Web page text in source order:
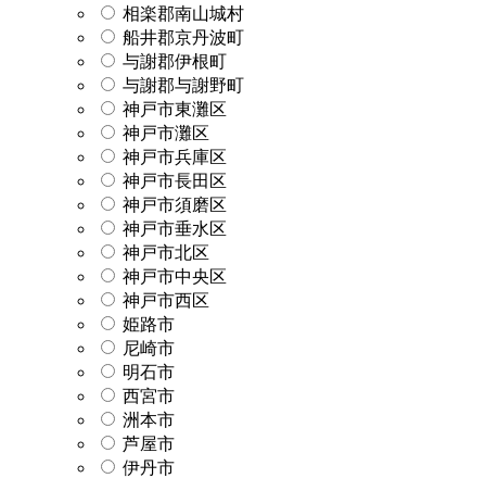
相楽郡南山城村
船井郡京丹波町
与謝郡伊根町
与謝郡与謝野町
神戸市東灘区
神戸市灘区
神戸市兵庫区
神戸市長田区
神戸市須磨区
神戸市垂水区
神戸市北区
神戸市中央区
神戸市西区
姫路市
尼崎市
明石市
西宮市
洲本市
芦屋市
伊丹市